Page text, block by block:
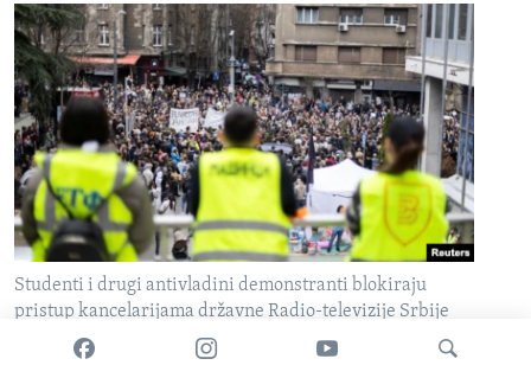
Studenti i drugi antivladini demonstranti blokiraju
pristup kancelarijama državne Radio-televizije Srbije
(RTS), držeći zaposlene napolju i primoravajući da se
ugase dio programa uživo, u Beogradu, Srbija, 11. marta